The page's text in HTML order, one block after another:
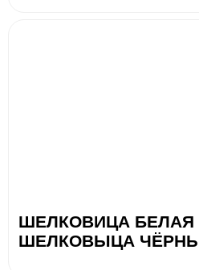
ШЕЛКОВИЦА БЕЛАЯ
ШЕЛКОВЫЦА